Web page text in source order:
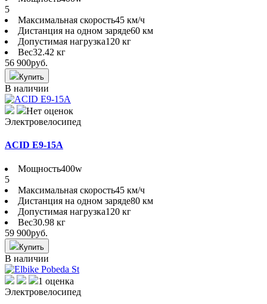
5
Максимальная скорость45 км/ч
Дистанция на одном заряде60 км
Допустимая нагрузка120 кг
Вес32.42 кг
56 900руб.
Купить
В наличии
Нет оценок
Электровелосипед
ACID E9-15A
Мощность400w
5
Максимальная скорость45 км/ч
Дистанция на одном заряде80 км
Допустимая нагрузка120 кг
Вес30.98 кг
59 900руб.
Купить
В наличии
1 оценка
Электровелосипед